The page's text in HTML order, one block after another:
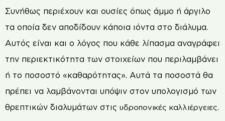
Συνήθως περιέχουν και ουσίες όπως άμμο ή άργιλο
τα οποία δεν αποδίδουν κάποια ιόντα στο διάλυμα.
Αυτός είναι και ο λόγος που κάθε λίπασμα αναγράφει
την περιεκτικότητα των στοιχείων που περιλαμβάνει
ή το ποσοστό «καθαρότητας». Αυτά τα ποσοστά θα
πρέπει να λαμβάνονται υπόψιν στον υπολογισμό των
θρεπτικών διαλυμάτων στις υδροπονικές καλλιέργειες.